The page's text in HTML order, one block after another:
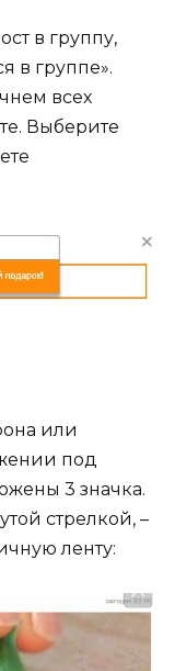
в группу,
в группе».
всех
Выберите
или
под
3 значка.
стрелкой, –
ленту: